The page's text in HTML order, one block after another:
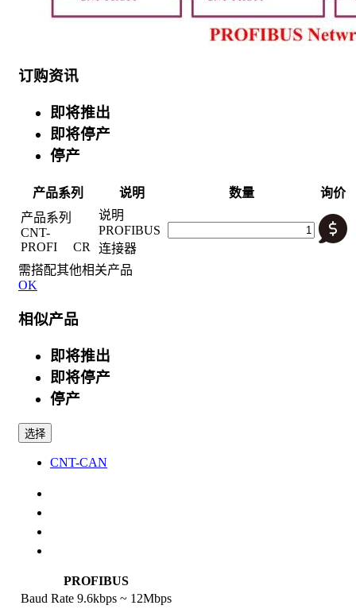
订购资讯
即将推出
即将停产
停产
产品系列 说明 数量
询价
产品系列
CNT-
PROFI CR
说明
PROFIBUS
连接器
需搭配其他相关产品
OK
相似产品
即将推出
即将停产
停产
选择
CNT-CAN
PROFIBUS
Baud Rate 9.6kbps ~ 12Mbps